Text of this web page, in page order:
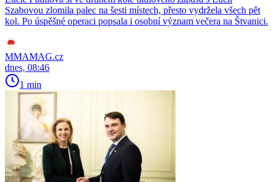
Szabovou zlomila palec na šesti místech, přesto vydržela všech pět
kol. Po úspěšné operaci popsala i osobní význam večera na Štvanici.
MMAMAG.cz
dnes, 08:46
1 min